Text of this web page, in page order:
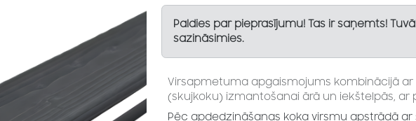
Paldies par pieprasījumu! Tas ir saņemts!
sazināsimies.
Virsapmetuma apgaismojums kombinācijā
(skujkoku) izmantošanai ārā un iekštelpās, ar
Pēc apdedzināšanas koka virsmu apstrādā ar